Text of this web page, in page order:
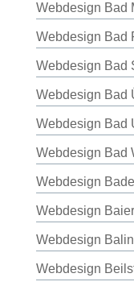
Webdesign Bad
Webdesign Bad
Webdesign Bad
Webdesign Bad
Webdesign Bad
Webdesign Bad
Webdesign
Webdesign
Webdesign
Webdesign